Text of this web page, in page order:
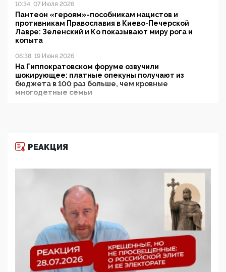
10:34, 07 Июля 2026
Пантеон «героям»-пособникам нацистов и
противникам Православия в Киево-Печерской
Лавре: Зеленский и Ко показывают миру рога и
копыта
06:38, 19 Июня 2026
На Гиппократовском форуме озвучили
шокирующее: платные опекуны получают из
бюджета в 100 раз больше, чем кровные
многодетные семьи
11:53, 09 Июня 2026
деятельность ИИТО ЮНЕСКО в России, но
цифроглобалисты продолжают определять
повестку в образовании
09:43, 01 Июня 2026
5G за счет здоровья граждан: Минцифры намерено
отобрать у регионов и муниципалитетов право
защищать жилые дома и социальные объекты от
05:58, 26 Мая 2026
Роскомнадзор освободили от борца с
РЕАКЦИЯ